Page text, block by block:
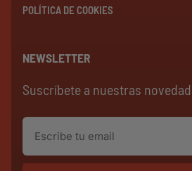
POLÍTICA DE COOKIES
NEWSLETTER
Suscríbete a nuestras